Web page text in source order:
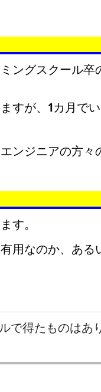
ングスクール卒
すが、 1カ月で
ンジニアの方々
す。
用なのか、ある
得たものはあ